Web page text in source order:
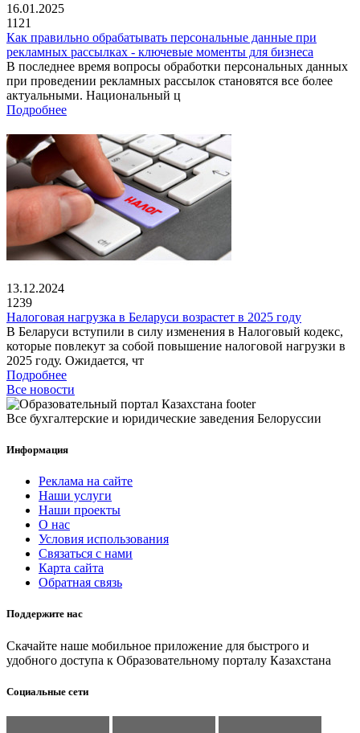
16.01.2025
1121
Как правильно обрабатывать персональные данные при
рекламных рассылках - ключевые моменты для бизнеса
В последнее время вопросы обработки персональных данных
при проведении рекламных рассылок становятся все более
актуальными. Национальный ц
Подробнее
13.12.2024
1239
Налоговая нагрузка в Беларуси возрастет в 2025 году
В Беларуси вступили в силу изменения в Налоговый кодекс,
которые повлекут за собой повышение налоговой нагрузки в
2025 году. Ожидается, чт
Подробнее
Все новости
Все бухгалтерские и юридические заведения Белоруссии
Информация
Реклама на сайте
Наши услуги
Наши проекты
О нас
Условия использования
Связаться с нами
Карта сайта
Обратная связь
Поддержите нас
Скачайте наше мобильное приложение для быстрого и
удобного доступа к Образовательному порталу Казахстана
Социальные сети